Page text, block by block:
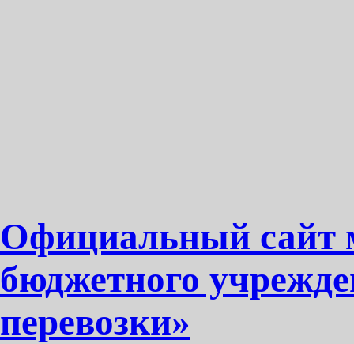
Официальный сайт
бюджетного
перевозки»